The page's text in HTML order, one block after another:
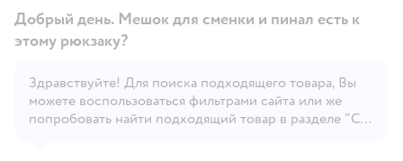
Открыть вопрос
Добрый день. Мешок для сменки и пинал есть к
этому рюкзаку?
Здравствуйте! Для поиска подходящего товара, Вы
можете воспользоваться фильтрами сайта или же
попробовать найти подходящий товар в разделе "С